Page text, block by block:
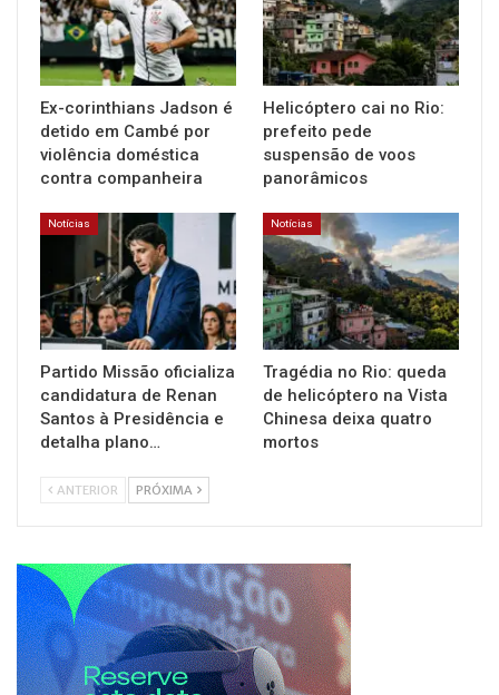
Ex-corinthians Jadson é
detido em Cambé por
violência doméstica
contra companheira
Helicóptero cai no Rio:
prefeito pede
suspensão de voos
panorâmicos
Notícias
Partido Missão oficializa
candidatura de Renan
Santos à Presidência e
detalha plano…
Notícias
Tragédia no Rio: queda
de helicóptero na Vista
Chinesa deixa quatro
mortos
ANTERIOR PRÓXIMA